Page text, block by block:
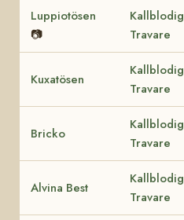
Luppiotösen
📷
Kallblodig
Travare
Kuxatösen
Kallblodig
Travare
Bricko
Kallblodig
Travare
Alvina Best
Kallblodig
Travare